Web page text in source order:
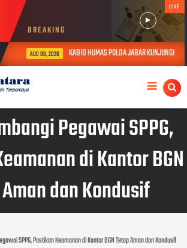
BREAKING
LIVE
AUG 06, 2026 KABID HUMAS POLDA JABAR KUNJUNGI
Pegawai SPPG,
di Kantor BGN
dan Kondusif
SPPG, Pastikan Keamanan di Kantor BGN Tetap Aman dan Kondusif